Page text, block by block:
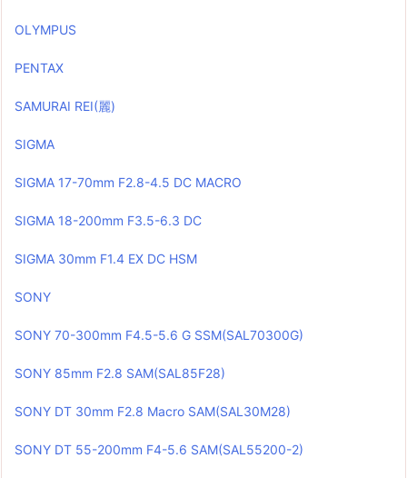
OLYMPUS
PENTAX
SAMURAI REI(麗)
SIGMA
SIGMA 17-70mm F2.8-4.5 DC MACRO
SIGMA 18-200mm F3.5-6.3 DC
SIGMA 30mm F1.4 EX DC HSM
SONY
SONY 70-300mm F4.5-5.6 G SSM(SAL70300G)
SONY 85mm F2.8 SAM(SAL85F28)
SONY DT 30mm F2.8 Macro SAM(SAL30M28)
SONY DT 55-200mm F4-5.6 SAM(SAL55200-2)